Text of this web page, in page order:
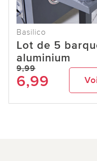
Basilico
Lot de 5
aluminium
9,99
6,99